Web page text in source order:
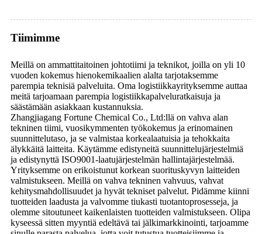
Tiimimme
Meillä on ammattitaitoinen johtotiimi ja teknikot, joilla on yli 10
vuoden kokemus hienokemikaalien alalta tarjotaksemme
parempia teknisiä palveluita. Oma logistiikkayrityksemme auttaa
meitä tarjoamaan parempia logistiikkapalveluratkaisuja ja
säästämään asiakkaan kustannuksia.
Zhangjiagang Fortune Chemical Co., Ltd:llä on vahva alan
tekninen tiimi, vuosikymmenten työkokemus ja erinomainen
suunnittelutaso, ja se valmistaa korkealaatuisia ja tehokkaita
älykkäitä laitteita. Käytämme edistyneitä suunnittelujärjestelmiä
ja edistynyttä ISO9001-laatujärjestelmän hallintajärjestelmää.
Yrityksemme on erikoistunut korkean suorituskyvyn laitteiden
valmistukseen. Meillä on vahva tekninen vahvuus, vahvat
kehitysmahdollisuudet ja hyvät tekniset palvelut. Pidämme kiinni
tuotteiden laadusta ja valvomme tiukasti tuotantoprosesseja, ja
olemme sitoutuneet kaikenlaisten tuotteiden valmistukseen. Olipa
kyseessä sitten myyntiä edeltävä tai jälkimarkkinointi, tarjoamme